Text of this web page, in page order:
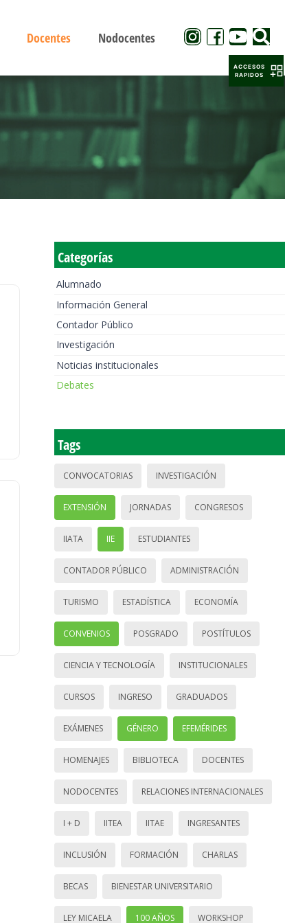
Docentes Nodocentes
Categorías
Alumnado
Información General
Contador Público
Investigación
Noticias institucionales
Debates
Tags
CONVOCATORIAS INVESTIGACIÓN
EXTENSIÓN JORNADAS CONGRESOS
IIATA IIE ESTUDIANTES
CONTADOR PÚBLICO ADMINISTRACIÓN
TURISMO ESTADÍSTICA ECONOMÍA
CONVENIOS POSGRADO POSTÍTULOS
CIENCIA Y TECNOLOGÍA INSTITUCIONALES
CURSOS INGRESO GRADUADOS
EXÁMENES GÉNERO EFEMÉRIDES
HOMENAJES BIBLIOTECA DOCENTES
NODOCENTES RELACIONES INTERNACIONALES
I + D IITEA IITAE INGRESANTES
INCLUSIÓN FORMACIÓN CHARLAS
BECAS BIENESTAR UNIVERSITARIO
LEY MICAELA 100 AÑOS WORKSHOP
ACCESOS
RAPIDOS